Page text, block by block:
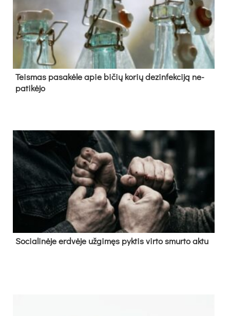
Teis­mas pa­sa­kė­le apie bi­čių ko­rių de­zin­fek­ci­ją ne­
pa­ti­kė­jo
So­cia­li­nė­je erd­vė­je už­gi­męs pyk­tis vir­to smur­to ak­tu